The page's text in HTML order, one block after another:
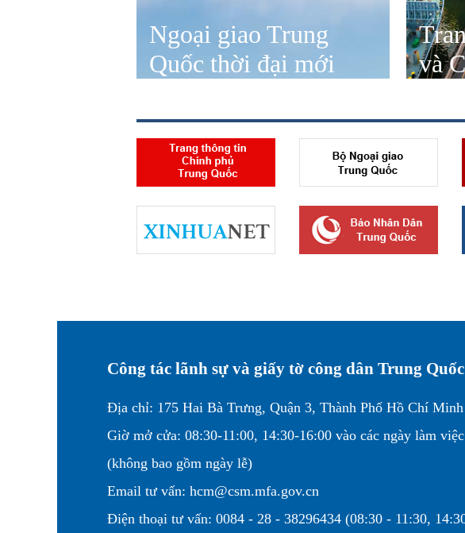
Ngoại giao Trung
Quốc thời đại mới
và
Công tác lãnh sự và giấy tờ công dân Trung Quốc
Địa chỉ: 175 Hai Bà Trưng, Quận 3, Thành Phố Hồ Chí Minh
Giờ mở cửa: 08:30-11:00, 14:30-16:00 vào các ngày làm việc
(không bao gồm ngày lễ)
Email tư vấn: hcm@csm.mfa.gov.cn
Điện thoại tư vấn: 0084 - 28 - 38296434 (08:30 - 11:30,